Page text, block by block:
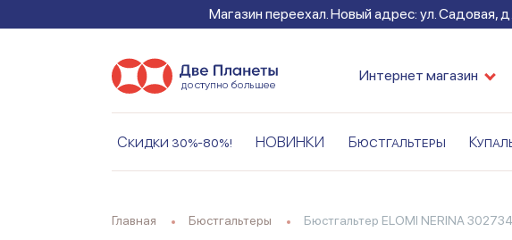
Магазин переехал. Новый адрес: ул. Садовая,
Интернет магазин
Скидки 30%-80%! НОВИНКИ Бюстгальтеры
Главная Бюстгальтеры Бюстгальтер ELOMI NERINA